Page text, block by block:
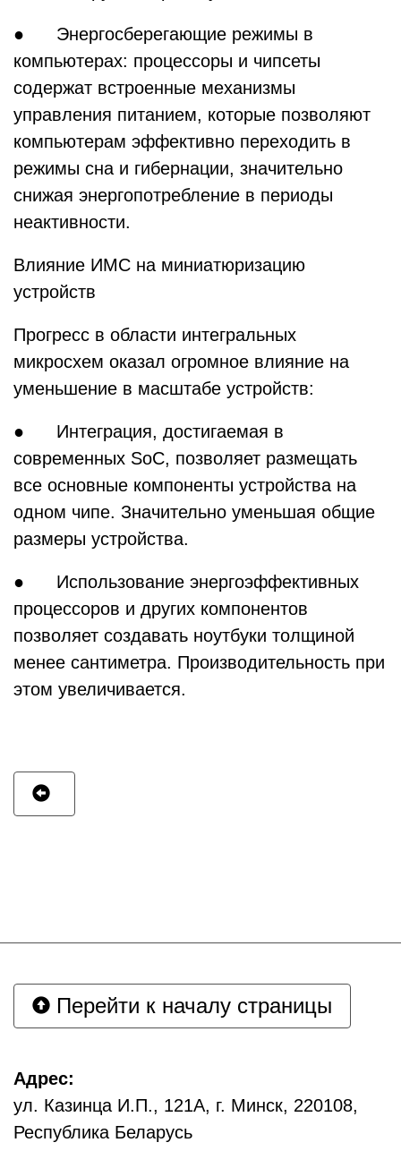
● Энергосберегающие режимы в
компьютерах: процессоры и чипсеты
содержат встроенные механизмы
управления питанием, которые позволяют
компьютерам эффективно переходить в
режимы сна и гибернации, значительно
снижая энергопотребление в периоды
неактивности.
Влияние ИМС на миниатюризацию
устройств
Прогресс в области интегральных
микросхем оказал огромное влияние на
уменьшение в масштабе устройств:
● Интеграция, достигаемая в
современных SoC, позволяет размещать
все основные компоненты устройства на
одном чипе. Значительно уменьшая общие
размеры устройства.
● Использование энергоэффективных
процессоров и других компонентов
позволяет создавать ноутбуки толщиной
менее сантиметра. Производительность при
этом увеличивается.
Перейти к началу страницы
Адрес:
ул. Казинца И.П., 121А, г. Минск, 220108,
Республика Беларусь